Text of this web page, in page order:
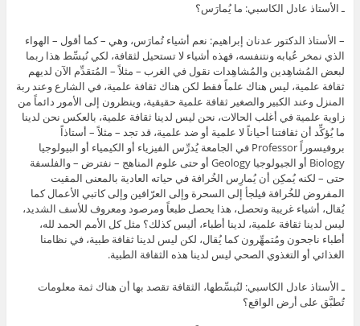
ـ الأستاذ عادل الكاسبي: ما يُمارَس؟
– الأستاذ الدكتور عدنان إبراهيم: نعم أشياء تُمارَس، وهي – كما أقول – الهواء
الذي نمخر عُبابه ونتنفسه، فهذه أشياء لا تستحيل لثقافة، لكي نُبسِّط هذا ربما
لبعض المُشاهِدين والمُشاهِدات نقول في الغرب – مثلاً – المُتقدِّم الآن لديهم
ثقافة علمية، ليس هناك علماً فقط لكن هناك ثقافة علمية، في الشارع وعند ربة
المنزل وعند الكبير والصغير ثقافة علمية حقيقية، وينظرون إلى الأمور دائماً من
زاوية علمية في أغلب الحالات، نحن ليس لدينا ثقافة علمية، بالعكس نحن لدينا
ما يُؤكِّد أن ثقافتنا أحياناً لا علمية أو ضد علمية، قد تجد – مثلاً – أستاذاً
بروفيسوراً Professor في الجامعة يُدرِّس الفيزياء أو الكيمياء أو البيولوجيا
Biology أو الجيولوجيا Geology أو حتى علوم المناهج – نفترض – والفلسفة
حتى – لكنه يُمكِن أن يُمارِس الخُرافة في حياته العادية بالمعنى المقيت
المفروض للخُرافة فيلجأ إلى السحرة وإلى العرّافين وإلى كاتبي الأعمال كما
يُقال، أشياء غريبة وتحصل، هذا يحصل طبعاً ومرصود ومعروف للأسف الشديد،
ليس لدينا ثقافة علمية، لدينا أطباء، أليس كذلك؟ مثل كل الأمم الحمد لله،
أطباء ناجحون ومُتمهِّرون كما يُقال، لكن ليس لدينا ثقافة طبية، في نظامنا
الغذائي أو التغذوي الصحي ليس لدينا هذه الثقافة الطبية.
ـ الأستاذ عادل الكاسبي: لنُبسِّطها، الثقافة تقصد بها أن هناك ثمة معلومات
تُطبَّق على أرض الواقع؟